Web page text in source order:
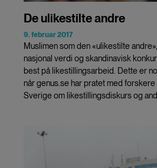
De ulikestilte andre
9. februar 2017
Muslimen som den «ulikestilte
nasjonal verdi og skandinavisk
best på likestillingsarbeid. Dette er
når genus.se har pratet med
Sverige om likestillingsdiskurs og